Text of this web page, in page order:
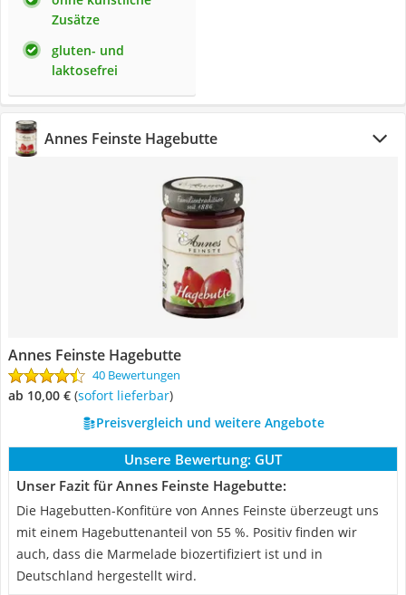
Zusätze
gluten- und
laktosefrei
Annes Feinste Hagebutte
Annes Feinste Hagebutte
40 Bewertungen
ab 10,00 € ( Sofort lieferbar)
Preisvergleich und weitere Angebote
Unsere Bewertung: GUT
Unser Fazit für Annes Feinste Hagebutte:
Die Hagebutten-Konfitüre von Annes Feinste überzeugt uns
mit einem Hagebuttenanteil von 55 %. Positiv finden wir
auch, dass die Marmelade biozertifiziert ist und in
Deutschland hergestellt wird.